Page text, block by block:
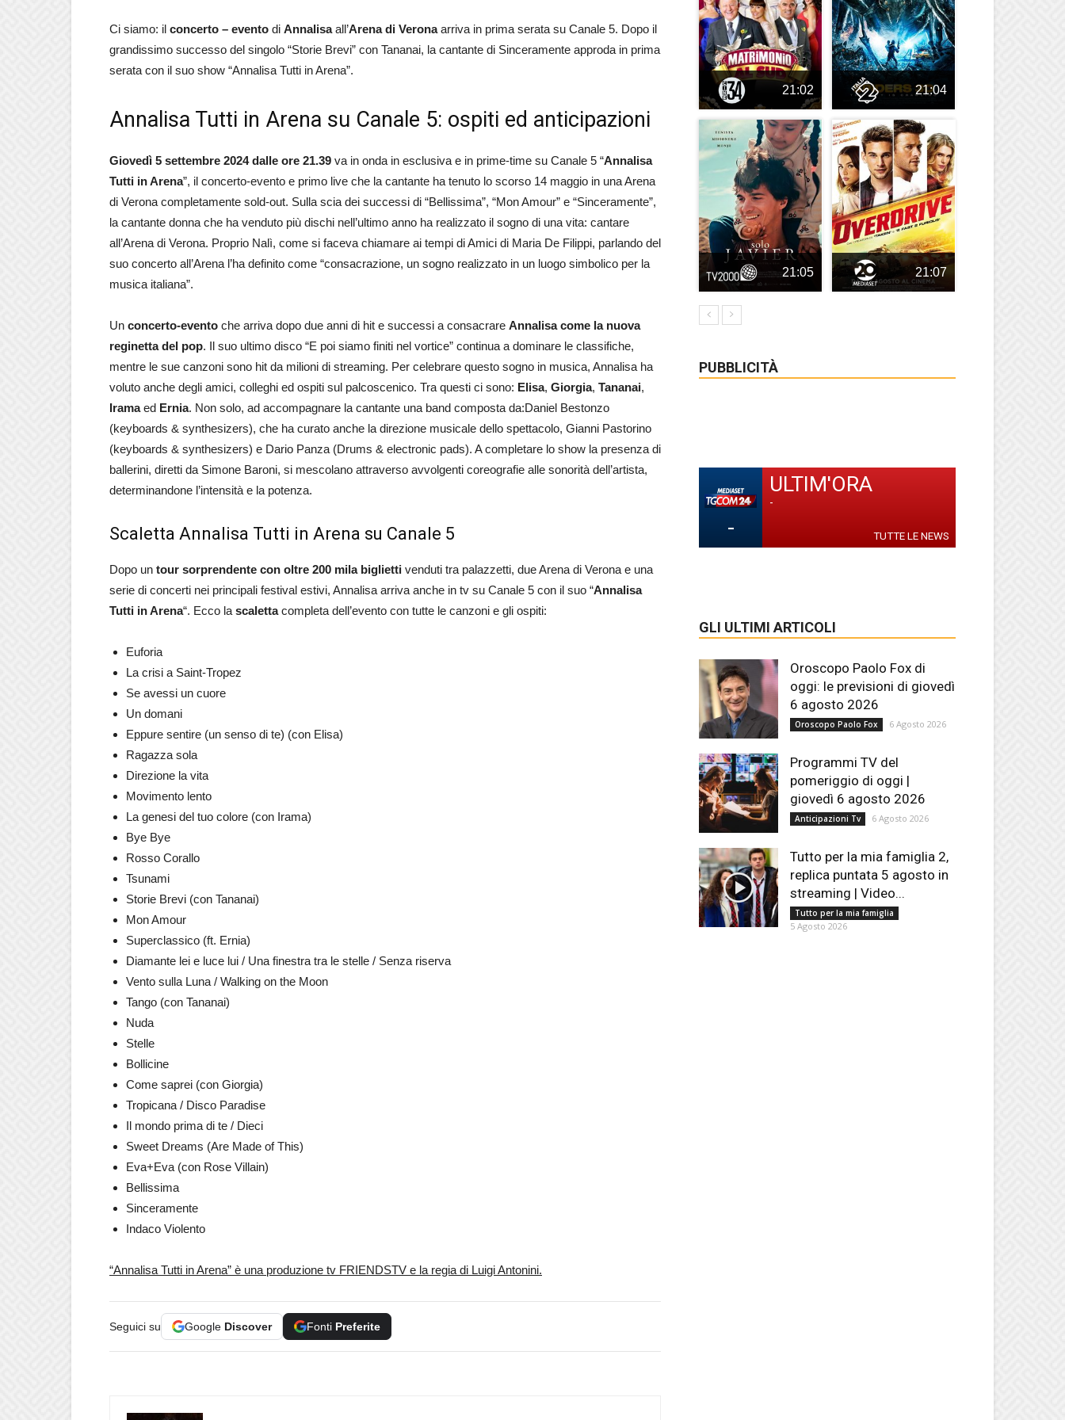
Ci siamo: il concerto – evento di Annalisaall’Arena di Veronaarriva in prima serata su Canale 5. Dopo il
grandissimo successo del singolo “Storie Brevi” con Tananai, la cantante di Sinceramente approda in prima
serata con il suo show “Annalisa Tutti in Arena”.
Annalisa Tutti in Arena su Canale 5: ospiti ed anticipazioni
Giovedì 5 settembre 2024 dalle ore 21.39 va in onda in esclusiva e in prime-time su Canale 5 “Annalisa
Tutti in Arena”, il concerto-evento e primo live che la cantante ha tenuto lo scorso 14 maggio in una Arena
di Verona completamente sold-out. Sulla scia dei successi di “Bellissima”, “Mon Amour” e “Sinceramente”,
la cantante donna che ha venduto più dischi nell’ultimo anno ha realizzato il sogno di una vita: cantare
all’Arena di Verona. Proprio Nalì, come si faceva chiamare ai tempi di Amici di Maria De Filippi, parlando del
suo concerto all’Arena l’ha definito come “consacrazione, un sogno realizzato in un luogo simbolico per la
musica italiana”.
Un concerto-evento che arriva dopo due anni di hit e successi a consacrare Annalisa come la nuova
reginetta del pop. Il suo ultimo disco “E poi siamo finiti nel vortice” continua a dominare le classifiche,
mentre le sue canzoni sono hit da milioni di streaming. Per celebrare questo sogno in musica, Annalisa ha
voluto anche degli amici, colleghi ed ospiti sul palcoscenico. Tra questi ci sono: Elisa, Giorgia, Tananai,
Iramaed Ernia. Non solo, ad accompagnare la cantante una band composta da:Daniel Bestonzo
(keyboards & synthesizers), che ha curato anche la direzione musicale dello spettacolo, Gianni Pastorino
(keyboards & synthesizers) e Dario Panza (Drums & electronic pads). A completare lo show la presenza di
ballerini, diretti da Simone Baroni, si mescolano attraverso avvolgenti coreografie alle sonorità dell’artista,
determinandone l’intensità e la potenza.
Scaletta Annalisa Tutti in Arena su Canale 5
Dopo un tour sorprendente con oltre 200 mila biglietti venduti tra palazzetti, due Arena di Verona e una
serie di concerti nei principali festival estivi, Annalisa arriva anche in tv su Canale 5 con il suo “Annalisa
Tutti in Arena“. Ecco la scalettacompleta dell’evento con tutte le canzoni e gli ospiti:
Euforia
La crisi a Saint-Tropez
Se avessi un cuore
Un domani
Eppure sentire (un senso di te) (con Elisa)
Ragazza sola
Direzione la vita
Movimento lento
La genesi del tuo colore (con Irama)
Bye Bye
Rosso Corallo
Tsunami
Storie Brevi (con Tananai)
Mon Amour
Superclassico (ft. Ernia)
Diamante lei e luce lui / Una finestra tra le stelle / Senza riserva
Vento sulla Luna / Walking on the Moon
Tango (con Tananai)
Nuda
Stelle
Bollicine
Come saprei (con Giorgia)
Tropicana / Disco Paradise
Il mondo prima di te / Dieci
Sweet Dreams (Are Made of This)
Eva+Eva (con Rose Villain)
Bellissima
Sinceramente
Indaco Violento
“Annalisa Tutti in Arena” è una produzione tv FRIENDSTV e la regia di Luigi Antonini.
Seguici su Google Discover Fonti Preferite
21:02 21:04
21:05 21:07
PUBBLICITÀ
-
ULTIM'ORA
-
TUTTE LE NEWS
GLI ULTIMI ARTICOLI
Oroscopo Paolo Fox di
oggi: le previsioni di giovedì
6 agosto 2026
Oroscopo Paolo Fox 6 Agosto 2026
Programmi TV del
pomeriggio di oggi |
giovedì 6 agosto 2026
Anticipazioni Tv 6 Agosto 2026
Tutto per la mia famiglia 2,
replica puntata 5 agosto in
streaming | Video...
Tutto per la mia famiglia
5 Agosto 2026